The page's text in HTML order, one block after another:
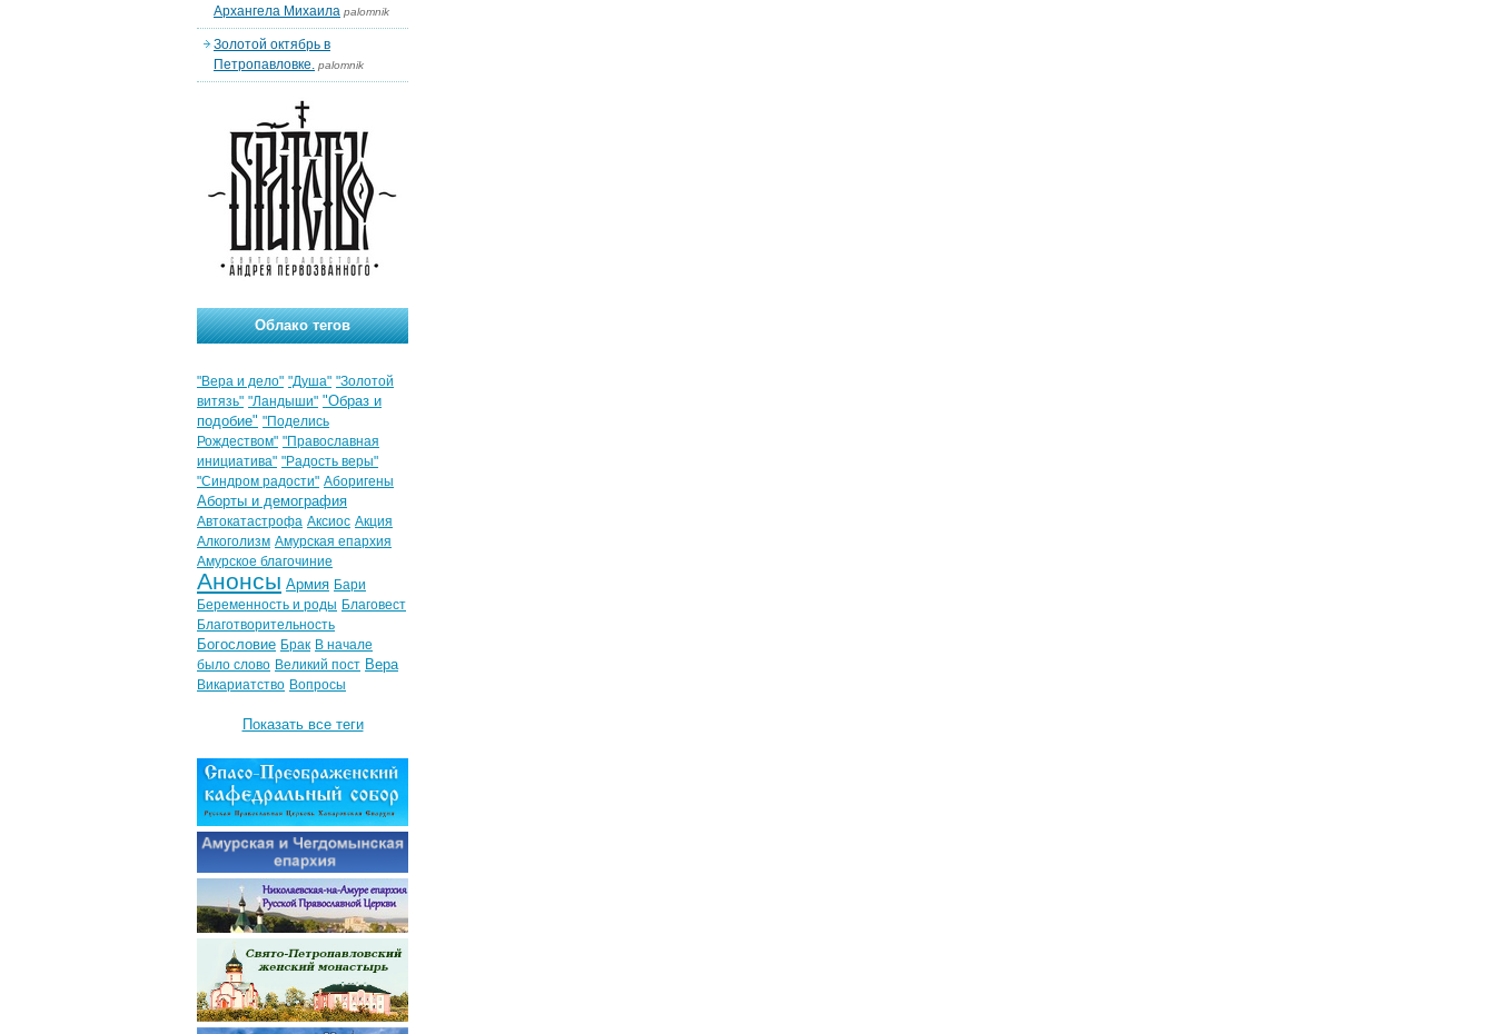
Архангела Михаила palomnik
Золотой октябрь в
Петропавловке. palomnik
Облако тегов
"Вера и дело" "Душа" "Золотой
витязь" "Ландыши" "Образ и
подобие" "Поделись
Рождеством" "Православная
инициатива" "Радость веры"
"Синдром радости" Аборигены
Аборты и демография
Автокатастрофа Аксиос Акция
Алкоголизм Амурская епархия
Амурское благочиние
Анонсы Армия Бари
Беременность и роды Благовест
Благотворительность
Богословие Брак В начале
было слово Великий пост Вера
Викариатство Вопросы
Показать все теги